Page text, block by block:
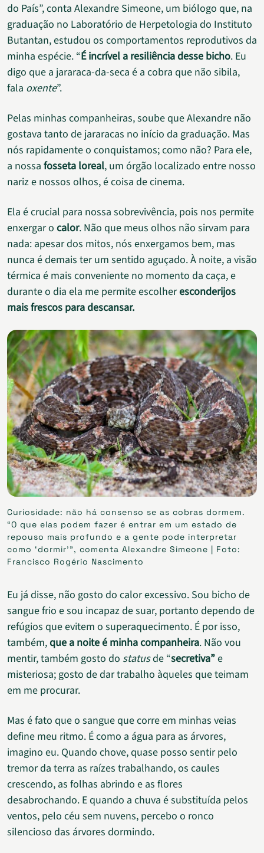
do País”, conta Alexandre Simeone, um biólogo que, na
graduação no Laboratório de Herpetologia do Instituto
Butantan, estudou os comportamentos reprodutivos da
minha espécie. “É incrível a resiliência desse bicho. Eu
digo que a jararaca-da-seca é a cobra que não sibila,
fala oxente”.
Pelas minhas companheiras, soube que Alexandre não
gostava tanto de jararacas no início da graduação. Mas
nós rapidamente o conquistamos; como não? Para ele,
a nossa fosseta loreal, um órgão localizado entre nosso
nariz e nossos olhos, é coisa de cinema.
Ela é crucial para nossa sobrevivência, pois nos permite
enxergar o calor. Não que meus olhos não sirvam para
nada: apesar dos mitos, nós enxergamos bem, mas
nunca é demais ter um sentido aguçado. À noite, a visão
térmica é mais conveniente no momento da caça, e
durante o dia ela me permite escolheresconderijos
mais frescos para descansar.
Curiosidade: não há consenso se as cobras dormem.
“O que elas podem fazer é entrar em um estado de
repouso mais profundo e a gente pode interpretar
como ‘dormir’”, comenta Alexandre Simeone | Foto:
Francisco Rogério Nascimento
Eu já disse, não gosto do calor excessivo. Sou bicho de
sangue frio e sou incapaz de suar, portanto dependo de
refúgios que evitem o superaquecimento. É por isso,
também,que a noite é minha companheira. Não vou
mentir, também gosto do statusde “secretiva”e
misteriosa; gosto de dar trabalho àqueles que teimam
em me procurar.
Mas é fato que o sangue que corre em minhas veias
define meu ritmo. É como a água para as árvores,
imagino eu. Quando chove, quase posso sentir pelo
tremor da terra as raízes trabalhando, os caules
crescendo, as folhas abrindo e as flores
desabrochando. E quando a chuva é substituída pelos
ventos, pelo céu sem nuvens, percebo o ronco
silencioso das árvores dormindo.